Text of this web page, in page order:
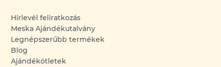
Hírlevél feliratkozás
Meska Ajándékutalvány
Legnépszerűbb termékek
Blog
Ajándékötletek